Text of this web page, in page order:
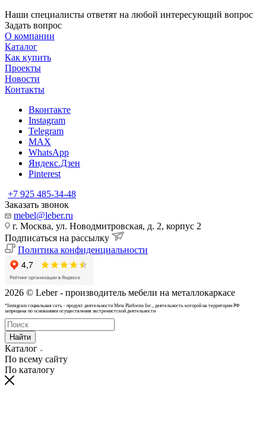
Наши специалисты ответят на любой интересующий вопрос
Задать вопрос
О компании
Каталог
Как купить
Проекты
Новости
Контакты
Вконтакте
Instagram
Telegram
MAX
WhatsApp
Яндекс.Дзен
Pinterest
+7 925 485-34-48
Заказать звонок
mebel@leber.ru
г. Москва, ул. Новодмитровская, д. 2, корпус 2
Подписаться на рассылку
Политика конфиденциальности
2026 © Leber - производитель мебели на металлокаркасе
*Instagram cоциальная сеть - продукт деятельности Meta Platforms Inc., деятельность которой на территории РФ
запрещена по основаниям осуществления экстремистской деятельности
Найти
Каталог
По всему сайту
По каталогу